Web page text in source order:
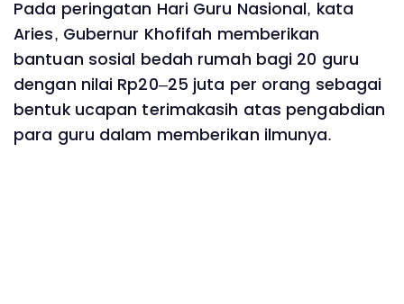
Pada peringatan Hari Guru Nasional, kata
Aries, Gubernur Khofifah memberikan
bantuan sosial bedah rumah bagi 20 guru
dengan nilai Rp20–25 juta per orang sebagai
bentuk ucapan terimakasih atas pengabdian
para guru dalam memberikan ilmunya.